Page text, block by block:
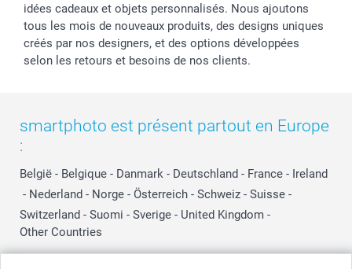
idées cadeaux et objets personnalisés. Nous ajoutons
tous les mois de nouveaux produits, des designs uniques
créés par nos designers, et des options développées
selon les retours et besoins de nos clients.
smartphoto est présent partout en Europe
:
België - Belgique - Danmark - Deutschland - France - Ireland
- Nederland - Norge - Österreich - Schweiz - Suisse -
Switzerland - Suomi - Sverige - United Kingdom -
Other Countries